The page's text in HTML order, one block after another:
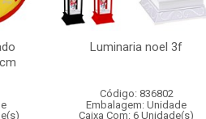
Luminaria noel 3f
Código: 836802
Embalagem: Unidade
Caixa Com: 6 Unidade(s)